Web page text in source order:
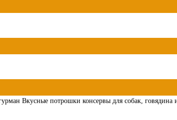
Вкусные потрошки консервы для собак, говядина